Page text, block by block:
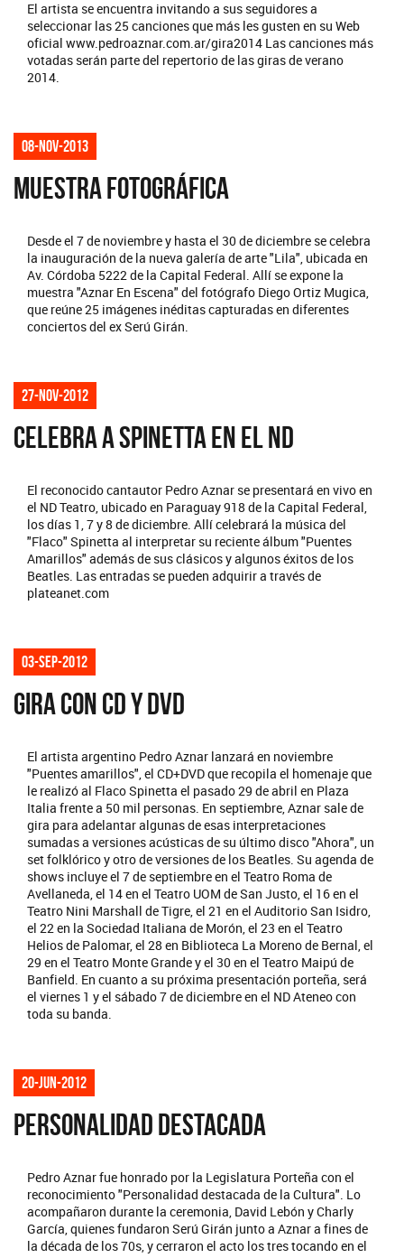
El artista se encuentra invitando a sus seguidores a
seleccionar las 25 canciones que más les gusten en su Web
oficial www.pedroaznar.com.ar/gira2014 Las canciones más
votadas serán parte del repertorio de las giras de verano
2014.
08-nov-2013
MUESTRA FOTOGRÁFICA
Desde el 7 de noviembre y hasta el 30 de diciembre se celebra
la inauguración de la nueva galería de arte "Lila", ubicada en
Av. Córdoba 5222 de la Capital Federal. Allí se expone la
muestra "Aznar En Escena" del fotógrafo Diego Ortiz Mugica,
que reúne 25 imágenes inéditas capturadas en diferentes
conciertos del ex Serú Girán.
27-nov-2012
CELEBRA A SPINETTA EN EL ND
El reconocido cantautor Pedro Aznar se presentará en vivo en
el ND Teatro, ubicado en Paraguay 918 de la Capital Federal,
los días 1, 7 y 8 de diciembre. Allí celebrará la música del
"Flaco" Spinetta al interpretar su reciente álbum "Puentes
Amarillos" además de sus clásicos y algunos éxitos de los
Beatles. Las entradas se pueden adquirir a través de
plateanet.com
03-sep-2012
GIRA CON CD Y DVD
El artista argentino Pedro Aznar lanzará en noviembre
"Puentes amarillos", el CD+DVD que recopila el homenaje que
le realizó al Flaco Spinetta el pasado 29 de abril en Plaza
Italia frente a 50 mil personas. En septiembre, Aznar sale de
gira para adelantar algunas de esas interpretaciones
sumadas a versiones acústicas de su último disco "Ahora", un
set folklórico y otro de versiones de los Beatles. Su agenda de
shows incluye el 7 de septiembre en el Teatro Roma de
Avellaneda, el 14 en el Teatro UOM de San Justo, el 16 en el
Teatro Nini Marshall de Tigre, el 21 en el Auditorio San Isidro,
el 22 en la Sociedad Italiana de Morón, el 23 en el Teatro
Helios de Palomar, el 28 en Biblioteca La Moreno de Bernal, el
29 en el Teatro Monte Grande y el 30 en el Teatro Maipú de
Banfield. En cuanto a su próxima presentación porteña, será
el viernes 1 y el sábado 7 de diciembre en el ND Ateneo con
toda su banda.
20-jun-2012
PERSONALIDAD DESTACADA
Pedro Aznar fue honrado por la Legislatura Porteña con el
reconocimiento "Personalidad destacada de la Cultura". Lo
acompañaron durante la ceremonia, David Lebón y Charly
García, quienes fundaron Serú Girán junto a Aznar a fines de
la década de los 70s, y cerraron el acto los tres tocando en el